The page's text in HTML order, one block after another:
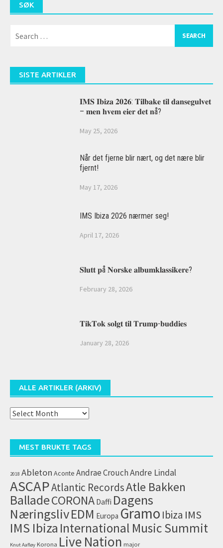
SØK
for:
SISTE ARTIKLER
𝐈𝐌𝐒 𝐈𝐛𝐢𝐳𝐚 𝟐𝟎𝟐𝟔: 𝐓𝐢𝐥𝐛𝐚𝐤𝐞 𝐭𝐢𝐥 𝐝𝐚𝐧𝐬𝐞𝐠𝐮𝐥𝐯𝐞𝐭
– 𝐦𝐞𝐧 𝐡𝐯𝐞𝐦 𝐞𝐢𝐞𝐫 𝐝𝐞𝐭 𝐧å?
May 25, 2026
Når det fjerne blir nært, og det nære blir
fjernt!
May 17, 2026
IMS Ibiza 2026 nærmer seg!
April 17, 2026
𝐒𝐥𝐮𝐭𝐭 𝐩å 𝐍𝐨𝐫𝐬𝐤𝐞 𝐚𝐥𝐛𝐮𝐦𝐤𝐥𝐚𝐬𝐬𝐢𝐤𝐞𝐫𝐞?
February 28, 2026
𝐓𝐢𝐤𝐓𝐨𝐤 𝐬𝐨𝐥𝐠𝐭 𝐭𝐢𝐥 𝐓𝐫𝐮𝐦𝐩-𝐛𝐮𝐝𝐝𝐢𝐞𝐬
January 28, 2026
ALLE ARTIKLER (ARKIV)
Alle
(arkiv)
MEST BRUKTE TAGS
2018 Ableton Aconte Andrae CrouchAndre Lindal
ASCAPAtlantic RecordsAtle Bakken
BalladeCORONA Daffi Dagens
NæringslivEDM Europa Gramo Ibiza IMS
IMS Ibiza International Music Summit
Knut Aafløy Korona Live Nation major